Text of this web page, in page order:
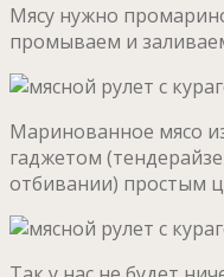
Мясу нужно
промываем и
Маринованное мясо
гаджетом
отбивании) простым